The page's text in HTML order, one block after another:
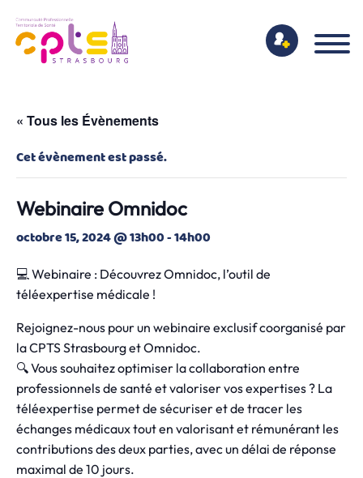
« Tous les Évènements
Cet évènement est passé.
Webinaire Omnidoc
octobre 15, 2024 @ 13h00-14h00
💻 Webinaire : Découvrez Omnidoc, l’outil de
téléexpertise médicale !
Rejoignez-nous pour un webinaire exclusif coorganisé par
la CPTS Strasbourg et Omnidoc.
🔍 Vous souhaitez optimiser la collaboration entre
professionnels de santé et valoriser vos expertises ? La
téléexpertise permet de sécuriser et de tracer les
échanges médicaux tout en valorisant et rémunérant les
contributions des deux parties, avec un délai de réponse
maximal de 10 jours.